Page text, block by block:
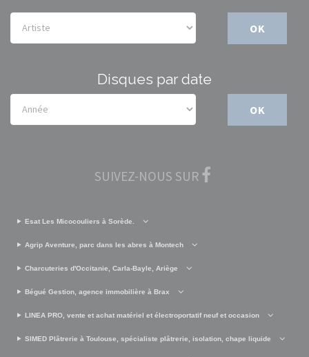
OK
Disques par date
OK
SUIVEZ-NOUS SUR
Esat Les Micocouliers à Sorède.
Agrip Aventure, parc dans les abres à Montech
Charcuteries d'Occitanie, Carla-Bayle, Ariège
Bégué Gestion, agence immobilière à Brax
LINEA PRO, vente et achat matériel et électroportatif neuf et occasion
SIMED Plâtrerie à Toulouse, spécialiste plâtrerie, isolation, chape liquide